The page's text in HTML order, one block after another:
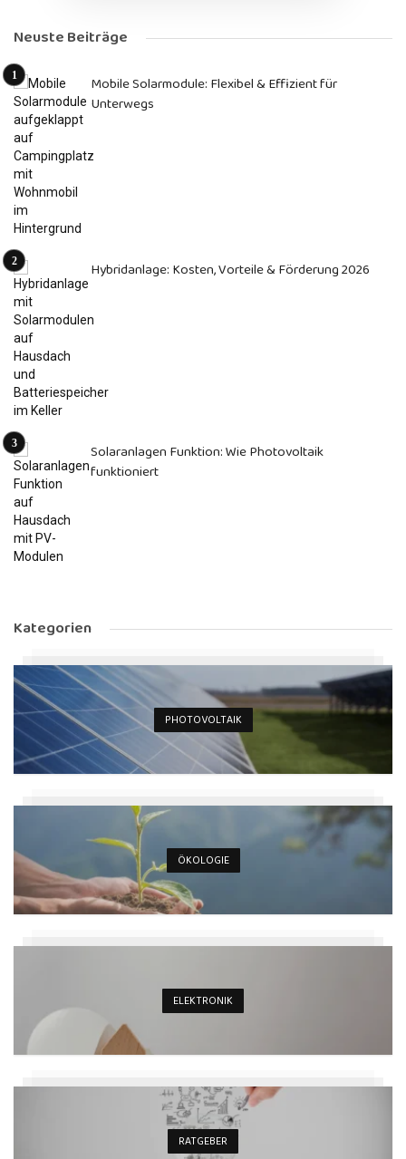
Neuste Beiträge
Mobile Solarmodule: Flexibel & Effizient für
Unterwegs
Hybridanlage: Kosten, Vorteile & Förderung 2026
Solaranlagen Funktion: Wie Photovoltaik
funktioniert
Kategorien
PHOTOVOLTAIK
ÖKOLOGIE
ELEKTRONIK
RATGEBER